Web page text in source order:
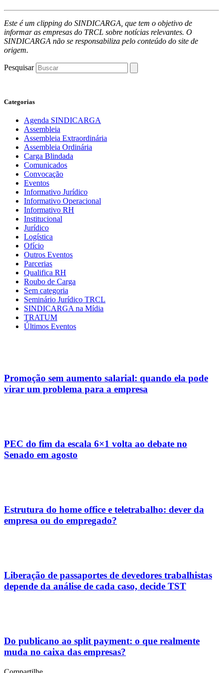
Este é um clipping do SINDICARGA, que tem o objetivo de
informar as empresas do TRCL sobre notícias relevantes. O
SINDICARGA não se responsabiliza pelo conteúdo do site de
origem.
Pesquisar
Categorias
Agenda SINDICARGA
Assembleia
Assembleia Extraordinária
Assembleia Ordinária
Carga Blindada
Comunicados
Convocação
Eventos
Informativo Jurídico
Informativo Operacional
Informativo RH
Institucional
Jurídico
Logística
Ofício
Outros Eventos
Parcerias
Qualifica RH
Roubo de Carga
Sem categoria
Seminário Jurídico TRCL
SINDICARGA na Mídia
TRATUM
Últimos Eventos
Promoção sem aumento salarial: quando ela pode
virar um problema para a empresa
PEC do fim da escala 6×1 volta ao debate no
Senado em agosto
Estrutura do home office e teletrabalho: dever da
empresa ou do empregado?
Liberação de passaportes de devedores trabalhistas
depende da análise de cada caso, decide TST
Do publicano ao split payment: o que realmente
muda no caixa das empresas?